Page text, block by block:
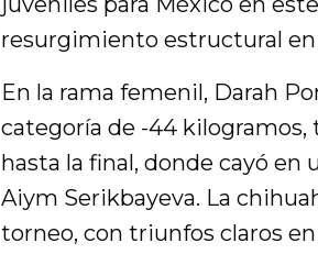
resurgimiento estructural en
En la rama femenil, Darah
categoría de -44 kilogramos,
hasta la final, donde cayó en
Aiym Serikbayeva. La
torneo, con triunfos claros